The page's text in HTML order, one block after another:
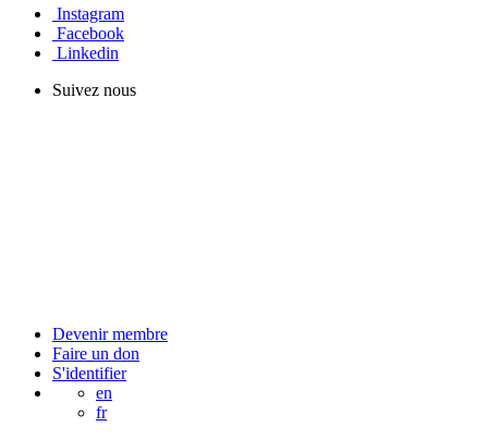
Instagram
Facebook
Linkedin
Suivez nous
Devenir membre
Faire un don
S'identifier
en
fr